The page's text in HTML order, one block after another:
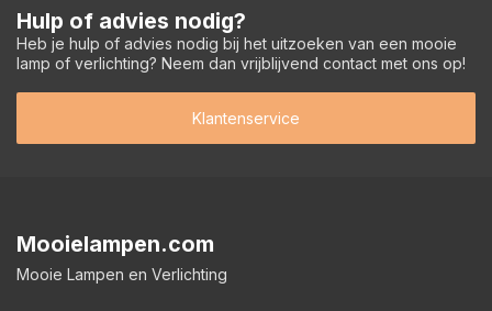
Hulp of advies nodig?
Heb je hulp of advies nodig bij het uitzoeken van een mooie
lamp of verlichting? Neem dan vrijblijvend contact met ons op!
Klantenservice
Mooielampen.com
Mooie Lampen en Verlichting